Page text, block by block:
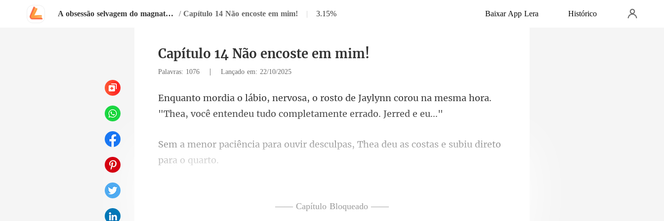
A obsessão selvagem do magnata arrependido / Capítulo 14 Não encoste em mim! | 3.15% Baixar App Lera Histórico
Capítulo 14 Não encoste em mim!
Palavras: 1076 | Lançado em: 22/10/2025
Jaylynn corou na mesma hora.
"Thea, você ente
r desculpas, Thea deu as costas
—— Capítulo Bloqueado ——